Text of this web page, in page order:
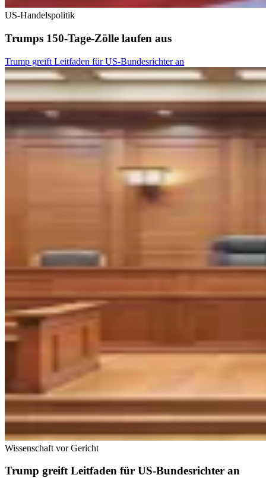
US-Handelspolitik
Trumps 150-Tage-Zölle laufen aus
Trump greift Leitfaden für US-Bundesrichter an
Wissenschaft vor Gericht
Trump greift Leitfaden für US-Bundesrichter an